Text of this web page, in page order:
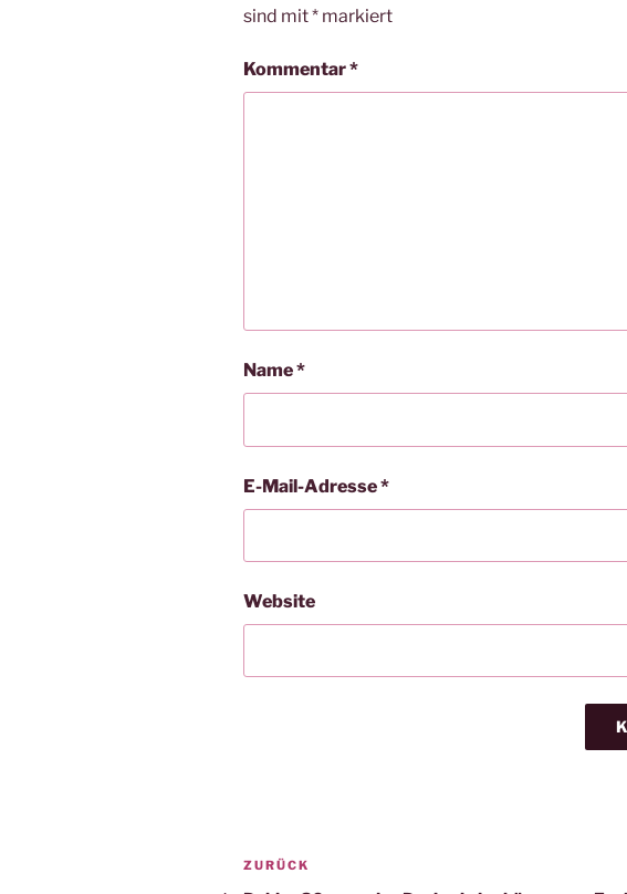
sind mit* markiert
Kommentar*
Name*
E-Mail-Adresse*
Website
Beitragsnavigation
Vorheriger
ZURÜCK